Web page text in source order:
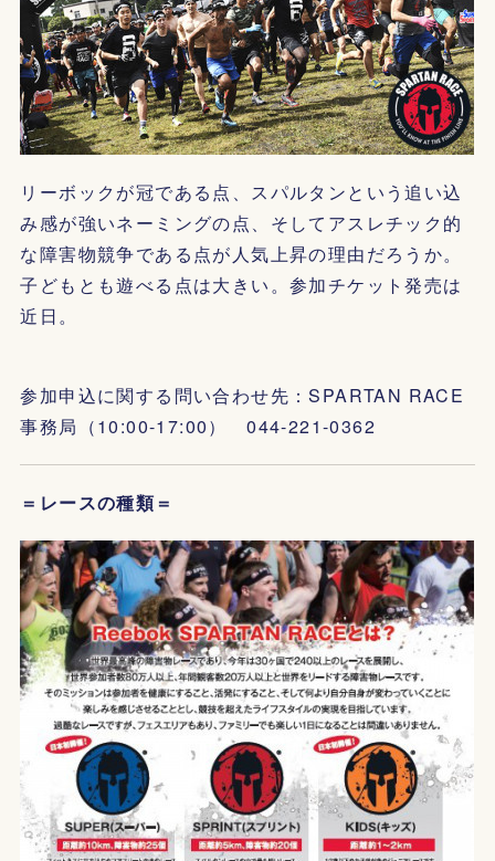
リーボックが冠である点、スパルタンという追い込
み感が強いネーミングの点、そしてアスレチック的
な障害物競争である点が人気上昇の理由だろうか。
子どもとも遊べる点は大きい。参加チケット発売は
近日。
参加申込に関する問い合わせ先：SPARTAN RACE
事務局（10:00-17:00） 044-221-0362
＝レースの種類＝